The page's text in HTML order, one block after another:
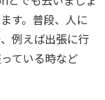
す。普段、人に
例えば出張に行
ている時など